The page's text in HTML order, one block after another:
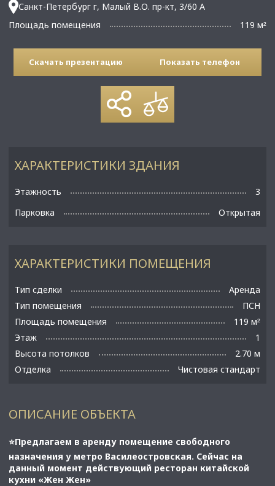
Санкт-Петербург г, Малый В.О. пр-кт, 3/60 А
Площадь помещения
119 м²
Скачать презентацию Показать телефон
ХАРАКТЕРИСТИКИ ПОМЕЩЕНИЯ
Тип сделки
Аренда
Тип помещения
ПСН
Площадь помещения
119 м²
Этаж
1
Высота потолков
2.70 м
Отделка
Чистовая стандарт
ХАРАКТЕРИСТИКИ ЗДАНИЯ
Этажность
3
Парковка
Открытая
ОПИСАНИЕ ОБЪЕКТА
⭐Предлагаем в аренду помещение свободного
назначения у метро Василеостровская. Сейчас на
данный момент действующий ресторан китайской
кухни «Жен Жен»